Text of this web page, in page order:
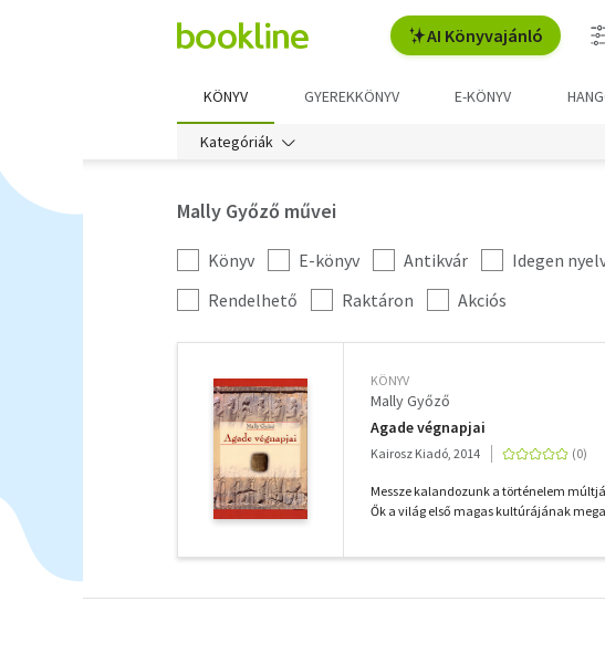
AI Könyvajánló
KÖNYV GYEREKKÖNYV E-KÖNYV
Kategóriák
Mally Győző művei
Kategória
szűrés
Könyv E-könyv Antikvár Idegen
További
szűrők
Rendelhető Raktáron Akciós
KÖNYV
Mally Győző
Agade végnapjai
Kairosz Kiadó, 2014
Messze kalandozunk a történelem
Ők a világ első magas kultúrájának